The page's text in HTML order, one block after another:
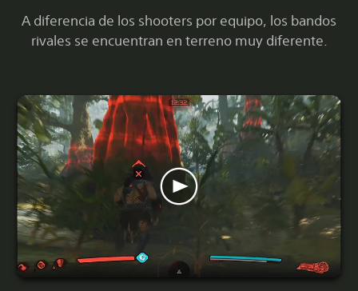
A diferencia de los shooters por equipo, los bandos
rivales se encuentran en terreno muy diferente.